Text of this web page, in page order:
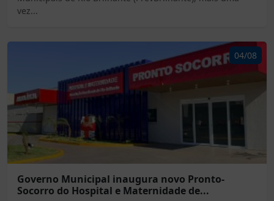
vez...
04/08
Governo Municipal inaugura novo Pronto-
Socorro do Hospital e Maternidade de...